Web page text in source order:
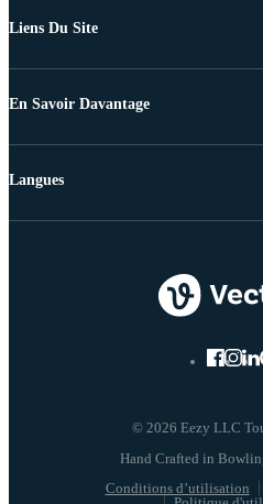
Liens Du Site
En Savoir Davantage
© 2026 Eezy LLC
Conditions d’utilisation
Langues